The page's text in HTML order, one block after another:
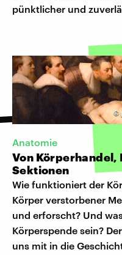
pünktlicher und
©
Anatomie
Von Körperhandel,
Sektionen
Wie funktioniert der
Körper verstorbener
und erforscht? Und
Körperspende sein?
uns mit in die